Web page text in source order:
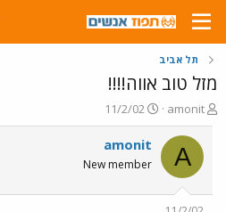
תל אביב
מזל טוב אווה!!!!
פ
ו
ת
ח
ה
amonit
פ
ו
ר
ם
11/2/02
A
amonit
New member